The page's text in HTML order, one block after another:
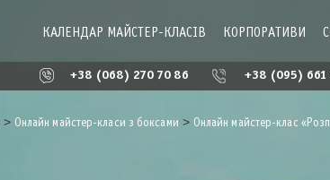
КАЛЕНДАР МАЙСТЕР-КЛАСІВ КОРПОРАТИВИ
+38 (068) 270 70 86 +38 (095) 661
> Онлайн майстер-класи з боксами > Онлайн майстер-клас